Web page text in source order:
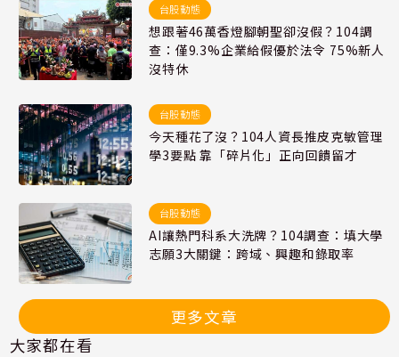
台股動態
想跟著46萬香燈腳朝聖卻沒假？104調
查：僅9.3%企業給假優於法令 75%新人
沒特休
台股動態
今天種花了沒？104人資長推皮克敏管理
學3要點 靠「碎片化」正向回饋留才
台股動態
AI讓熱門科系大洗牌？104調查：填大學
志願3大關鍵：跨域、興趣和錄取率
更多文章
大家都在看